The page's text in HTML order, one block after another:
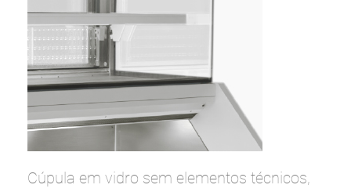
Cúpula em vidro sem elementos técnicos,